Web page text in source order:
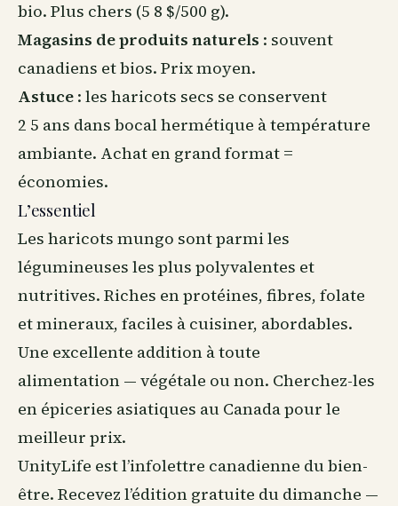
bio. Plus chers (5 8 $/500 g).
Magasins de produits naturels : souvent
canadiens et bios. Prix moyen.
Astuce : les haricots secs se conservent
2 5 ans dans bocal hermétique à température
ambiante. Achat en grand format =
économies.
L’essentiel
Les haricots mungo sont parmi les
légumineuses les plus polyvalentes et
nutritives. Riches en protéines, fibres, folate
et mineraux, faciles à cuisiner, abordables.
Une excellente addition à toute
alimentation — végétale ou non. Cherchez-les
en épiceries asiatiques au Canada pour le
meilleur prix.
UnityLife est l’infolettre canadienne dubien-
être. Recevez l’édition gratuite du dimanche —